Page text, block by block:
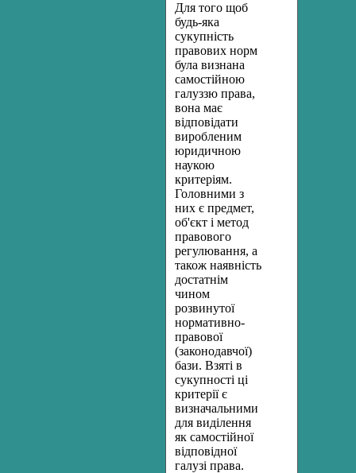
Для того щоб
будь-яка
сукупність
правових норм
була визнана
самостійною
галуззю права,
вона має
відповідати
виробленим
юридичною
наукою
критеріям.
Головними з
них є предмет,
об'єкт і метод
правового
регулювання, а
також наявність
достатнім
чином
розвинутої
нормативно-
правової
(законодавчої)
бази. Взяті в
сукупності ці
критерії є
визначальними
для виділення
як самостійної
відповідної
галузі права.